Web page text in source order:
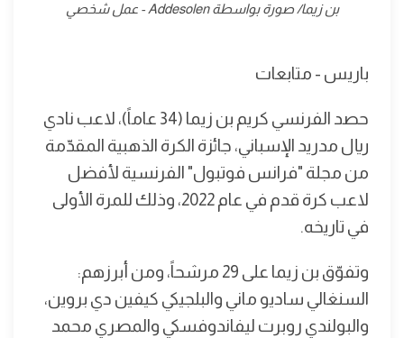
بن زيما/ صورة بواسطة Addesolen - عمل شخصي
باريس - متابعات
حصد الفرنسي كريم بن زيما (34 عاماً)، لاعب نادي
ريال مدريد الإسباني، جائزة الكرة الذهبية المقدّمة
من مجلة "فرانس فوتبول" الفرنسية لأفضل
لاعب كرة قدم في عام 2022، وذلك للمرة الأولى
في تاريخه.
وتفوّق بن زيما على 29 مرشحاً، ومن أبرزهم:
السنغالي ساديو ماني والبلجيكي كيفين دي بروين،
والبولندي روبرت ليفاندوفسكي والمصري محمد